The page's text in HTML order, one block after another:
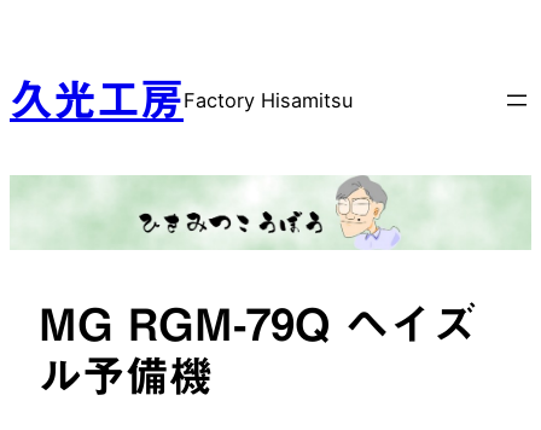
を
ス
ッ
久光工房Factory Hisamitsu
MG RGM-79Q ヘイズ
ル予備機